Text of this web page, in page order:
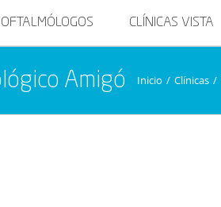
CLÍNICAS VISTA
Amigó Inicio / Clínicas /